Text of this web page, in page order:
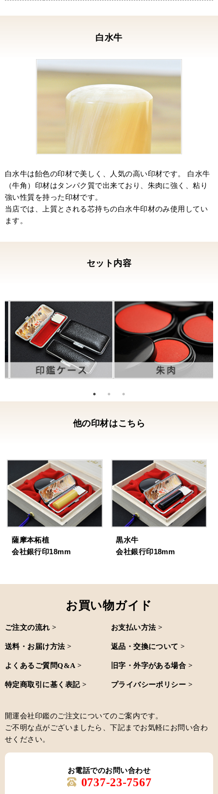
黒水牛の角印／薩摩本柘植の会社認印／代表者
て父とご先祖様に見てもらいました。
そして今、押してみました。やはり嬉しいもの
ずっと、朱肉やインクがついて汚れてる印鑑を
見るたびにいい気持ちがしなかったものですか
今、やっと建築業の許可を取れるようになり申
請をしている最中です。
いつかその時がくるまではこの印鑑と一緒に頑
張っていきます。
株式会社にしますんで。というメールを早く送
れるように。
白水牛
白水牛は飴色の印材で美しく、人気の高い印材です。 白水牛
（牛角）印材はタンパク質で出来ており、朱肉に強く、粘り
強い性質を持った印材です。
当店では、上質とされる芯持ちの白水牛印材のみ使用してい
ます。
セット内容
他の印材はこちら
薩摩本柘植
会社銀行印18mm
黒水牛
会社銀行印18mm
お買い物ガイド
ご注文の流れ > お支払い方法 >
送料・お届け方法 > 返品・交換について >
よくあるご質問Q&A > 旧字・外字がある場合 >
特定商取引に基く表記 > プライバシーポリシー >
開運会社印鑑のご注文についてのご案内です。
ご不明な点がございましたら、下記までお気軽にお問い合わ
せください。
お電話でのお問い合わせ
0737-23-7567